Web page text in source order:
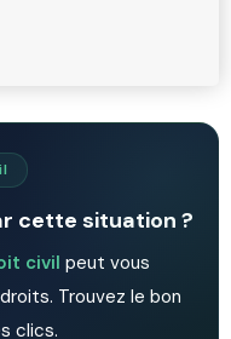
cette situation ?
civil peut vous
Trouvez le bon
clics.